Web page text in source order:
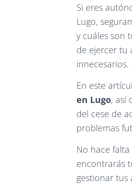
Si eres
Lugo,
y cuáles son
de ejercer tu
innecesarios.
En este
en Lugo, así
del cese de
problemas
No hace
encontrarás
gestionar tus